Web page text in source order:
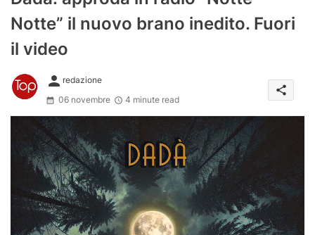
Notte” il nuovo brano inedito. Fuori
il video
person redazione
06 novembre
4 minute read
share